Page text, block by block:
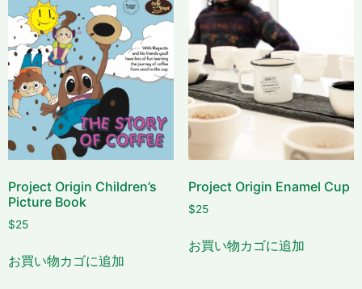
Project Origin Children’s
Picture Book
$25
お買い物カゴに追加
Project Origin Enamel Cup
$25
お買い物カゴに追加